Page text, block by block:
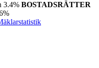
3.4% BOSTADSRÄTTER